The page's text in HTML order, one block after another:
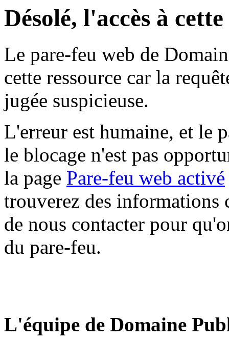
Désolé, l'accès à
Le pare-feu web de
cette ressource car la
jugée suspicieuse.
L'erreur est humaine, et le
le blocage n'est pas
la page Pare-feu web activé
trouverez des informations
de nous contacter pour
du pare-feu.
L'équipe de Domaine